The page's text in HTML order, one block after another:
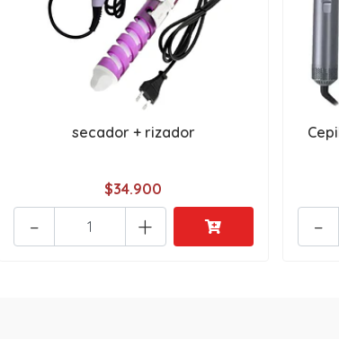
secador + rizador
$34.900
+
- -